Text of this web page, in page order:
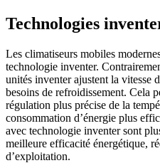
Technologies
Les climatiseurs mobiles
technologie inventer.
unités inventer ajustent la vitesse
besoins de refroidissement. Cela
régulation plus précise de la
consommation d’énergie plus
avec technologie inventer sont
meilleure efficacité énergétique,
d’exploitation.